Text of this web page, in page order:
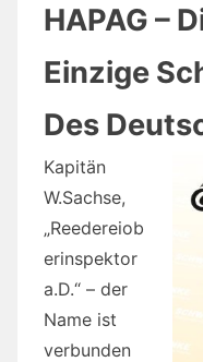
HAPAG –
Einzige
Des
Kapitän
W.Sachse,
„Reedereiob
erinspektor
a.D.“ – der
Name ist
verbunden